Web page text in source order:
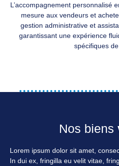
L’accompagnement personnalisé
mesure aux vendeurs et
gestion administrative et
garantissant une expérience
spécifiques de
Nos biens
Lorem ipsum dolor sit amet,
In dui ex, fringilla eu velit vitae,